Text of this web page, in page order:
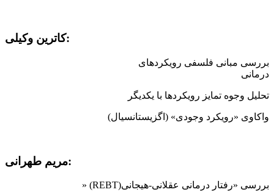
کاترین وکیلی:
بررسی مبانی فلسفی رویکردهای
درمانی
تحلیل وجوه تمایز رویکردها با یکدیگر
واکاوی «رویکرد وجودی» (اگزیستانسیال)
مریم طهرانی:
بررسی «رفتار درمانی عقلانی-هیجانی» (REBT)